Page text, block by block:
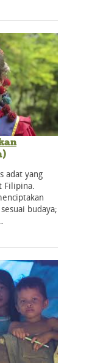
adat yang
Filipina.
budaya;